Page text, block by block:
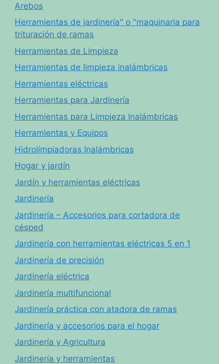
Arebos
Herramientas de jardinería" o "maquinaria para
trituración de ramas
Herramientas de Limpieza
Herramientas de limpieza inalámbricas
Herramientas eléctricas
Herramientas para Jardinería
Herramientas para Limpieza Inalámbricas
Herramientas y Equipos
Hidrolimpiadoras Inalámbricas
Hogar y jardín
Jardín y herramientas eléctricas
Jardinería
Jardinería – Accesorios para cortadora de
césped
Jardinería con herramientas eléctricas 5 en 1
Jardinería de precisión
Jardinería eléctrica
Jardinería multifuncional
Jardinería práctica con atadora de ramas
Jardinería y accesorios para el hogar
Jardinería y Agricultura
Jardinería y herramientas